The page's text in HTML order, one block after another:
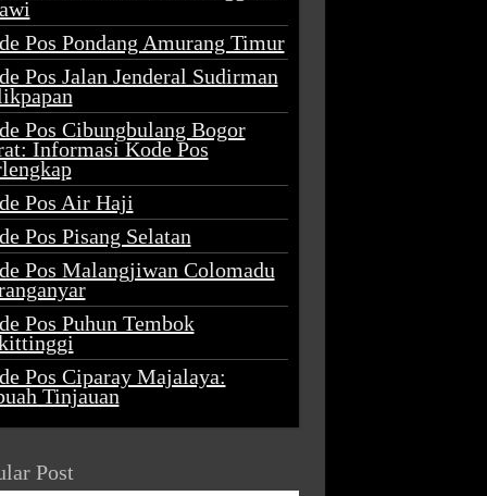
Pos Pondang Amurang Timur
Pos Jalan Jenderal Sudirman
Pos Cibungbulang Bogor
Informasi Kode Pos
Pos Air Haji
Pos Pisang Selatan
Pos Malangjiwan Colomadu
Pos Puhun Tembok
Pos Ciparay Majalaya:
Tinjauan
Post